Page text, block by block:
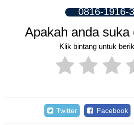
0816-1916-
Apakah anda suka
Klik bintang untuk
Twitter Facebook